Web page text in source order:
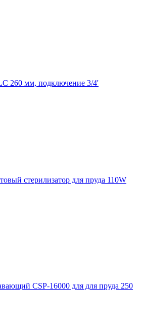
260 мм, подключение 3/4'
стерилизатор для пруда 110W
CSP-16000 для для пруда 250